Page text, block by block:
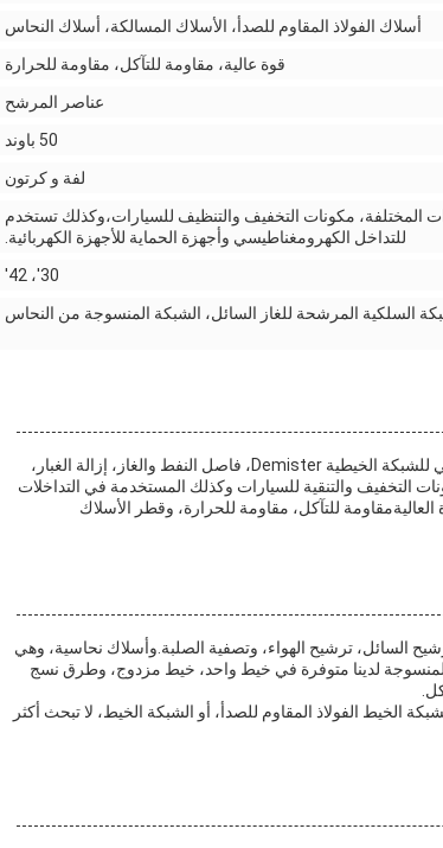
أسلاك الفولاذ المقاوم للصدأ، الأسلاك المسالكة، أسلاك النحاس
قوة عالية، مقاومة للتآكل، مقاومة للحرارة
عناصر المرشح
50 باوند
لفة و كرتون
المختلفة، مكونات التخفيف والتنظيف للسيارات،وكذلك تستخدم
للتداخل الكهرومغناطيسي وأجهزة الحماية للأجهزة الكهربائية.
30'، 42'
السلكية المرشحة للغاز السائل، الشبكة المنسوجة من النحاس
الشبكة الخيطية KDL، التي تنتج في أنبينغ، هيبي تستخدم بشكل رئيسي للشبكة الخيطية Demister، فاصل النفط والغاز، إزالة الغبار،
التخفيف والتنقية للسيارات وكذلك المستخدمة في التداخلات
للتآكل، مقاومة للحرارة، وقطر الأسلاك
السائل، ترشيح الهواء، وتصفية الصلبة.وأسلاك نحاسية، وهي
متنوعة من قطرات الأسلاك من.0035الشبكة المنسوجة لدينا متوفرة في خيط واحد، خيط مزدوج، وطرق نسج
الخيط الفولاذ المقاوم للصدأ، أو الشبكة الخيط، لا تبحث أكثر